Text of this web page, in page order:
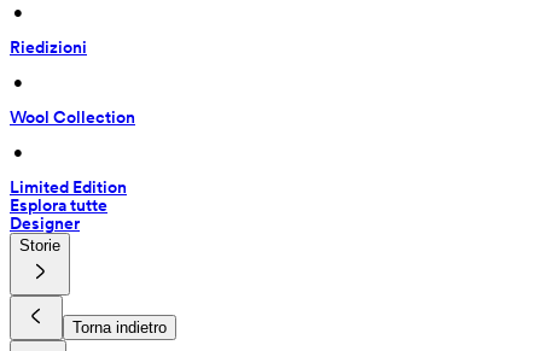
•
Riedizioni
•
Wool Collection
•
Limited Edition
Esplora tutte
Designer
Storie
Torna indietro